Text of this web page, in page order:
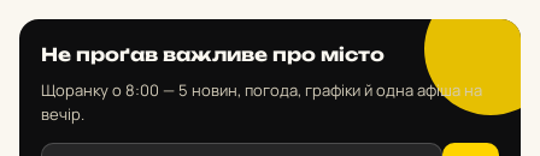
Не проґав важливе про місто
Щоранку о 8:00 — 5 новин, погода, графіки й одна афіша на
вечір.